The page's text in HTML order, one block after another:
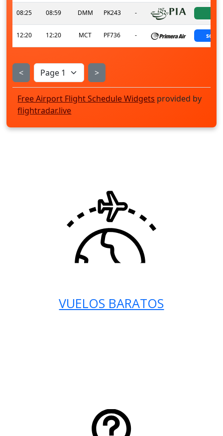
08:25 08:59 DMM PK243 -
12:20 12:20 MCT PF736 -
< >
Free Airport Flight Schedule Widgets provided by
flightradar.live
VUELOS BARATOS